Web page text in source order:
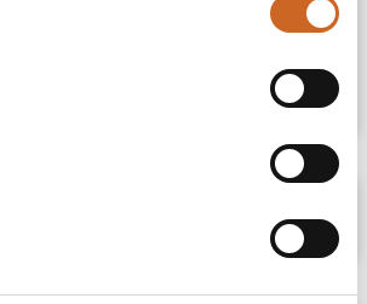
van 100% katoen en
gemakkelijk te bedrukken. De
sluiting.